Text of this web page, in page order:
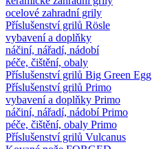
ocelové zahradní grily
Příslušenství grilů Rösle
vybavení a doplňky
náčiní, nářadí, nádobí
péče, čištění, obaly
Příslušenství grilů Big Green Egg
Příslušenství grilů Primo
vybavení a doplňky Primo
náčiní, nářadí, nádobí Primo
péče, čištění, obaly Primo
Příslušenství grilů Vulcanus